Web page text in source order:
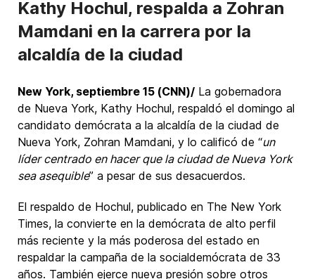
Kathy Hochul, respalda a Zohran
Mamdani en la carrera por la
alcaldía de la ciudad
New York, septiembre 15 (CNN)/ La gobernadora
de Nueva York, Kathy Hochul, respaldó el domingo al
candidato demócrata a la alcaldía de la ciudad de
Nueva York, Zohran Mamdani, y lo calificó de “un
líder centrado en hacer que la ciudad de Nueva York
sea asequible” a pesar de sus desacuerdos.
El respaldo de Hochul, publicado en The New York
Times, la convierte en la demócrata de alto perfil
más reciente y la más poderosa del estado en
respaldar la campaña de la socialdemócrata de 33
años. También ejerce nueva presión sobre otros